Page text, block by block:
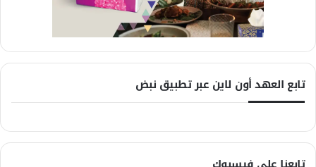
تابع العهد أون لاين عبر تطبيق نبض